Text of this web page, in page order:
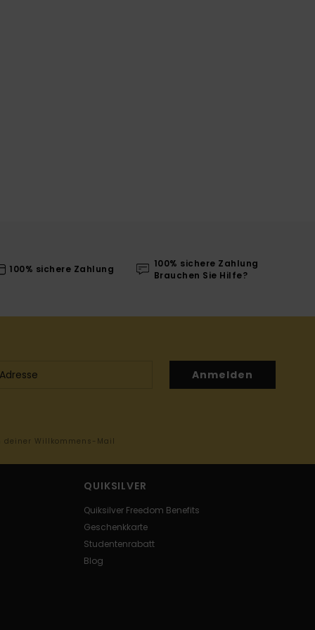
100% sichere Zahlung
100% sichere Zahlung
Brauchen Sie Hilfe?
Anmelden
Willkommens-Mail
QUIKSILVER
Quiksilver Freedom Benefits
Geschenkkarte
Studentenrabatt
Blog